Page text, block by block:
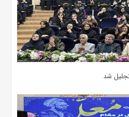
شد